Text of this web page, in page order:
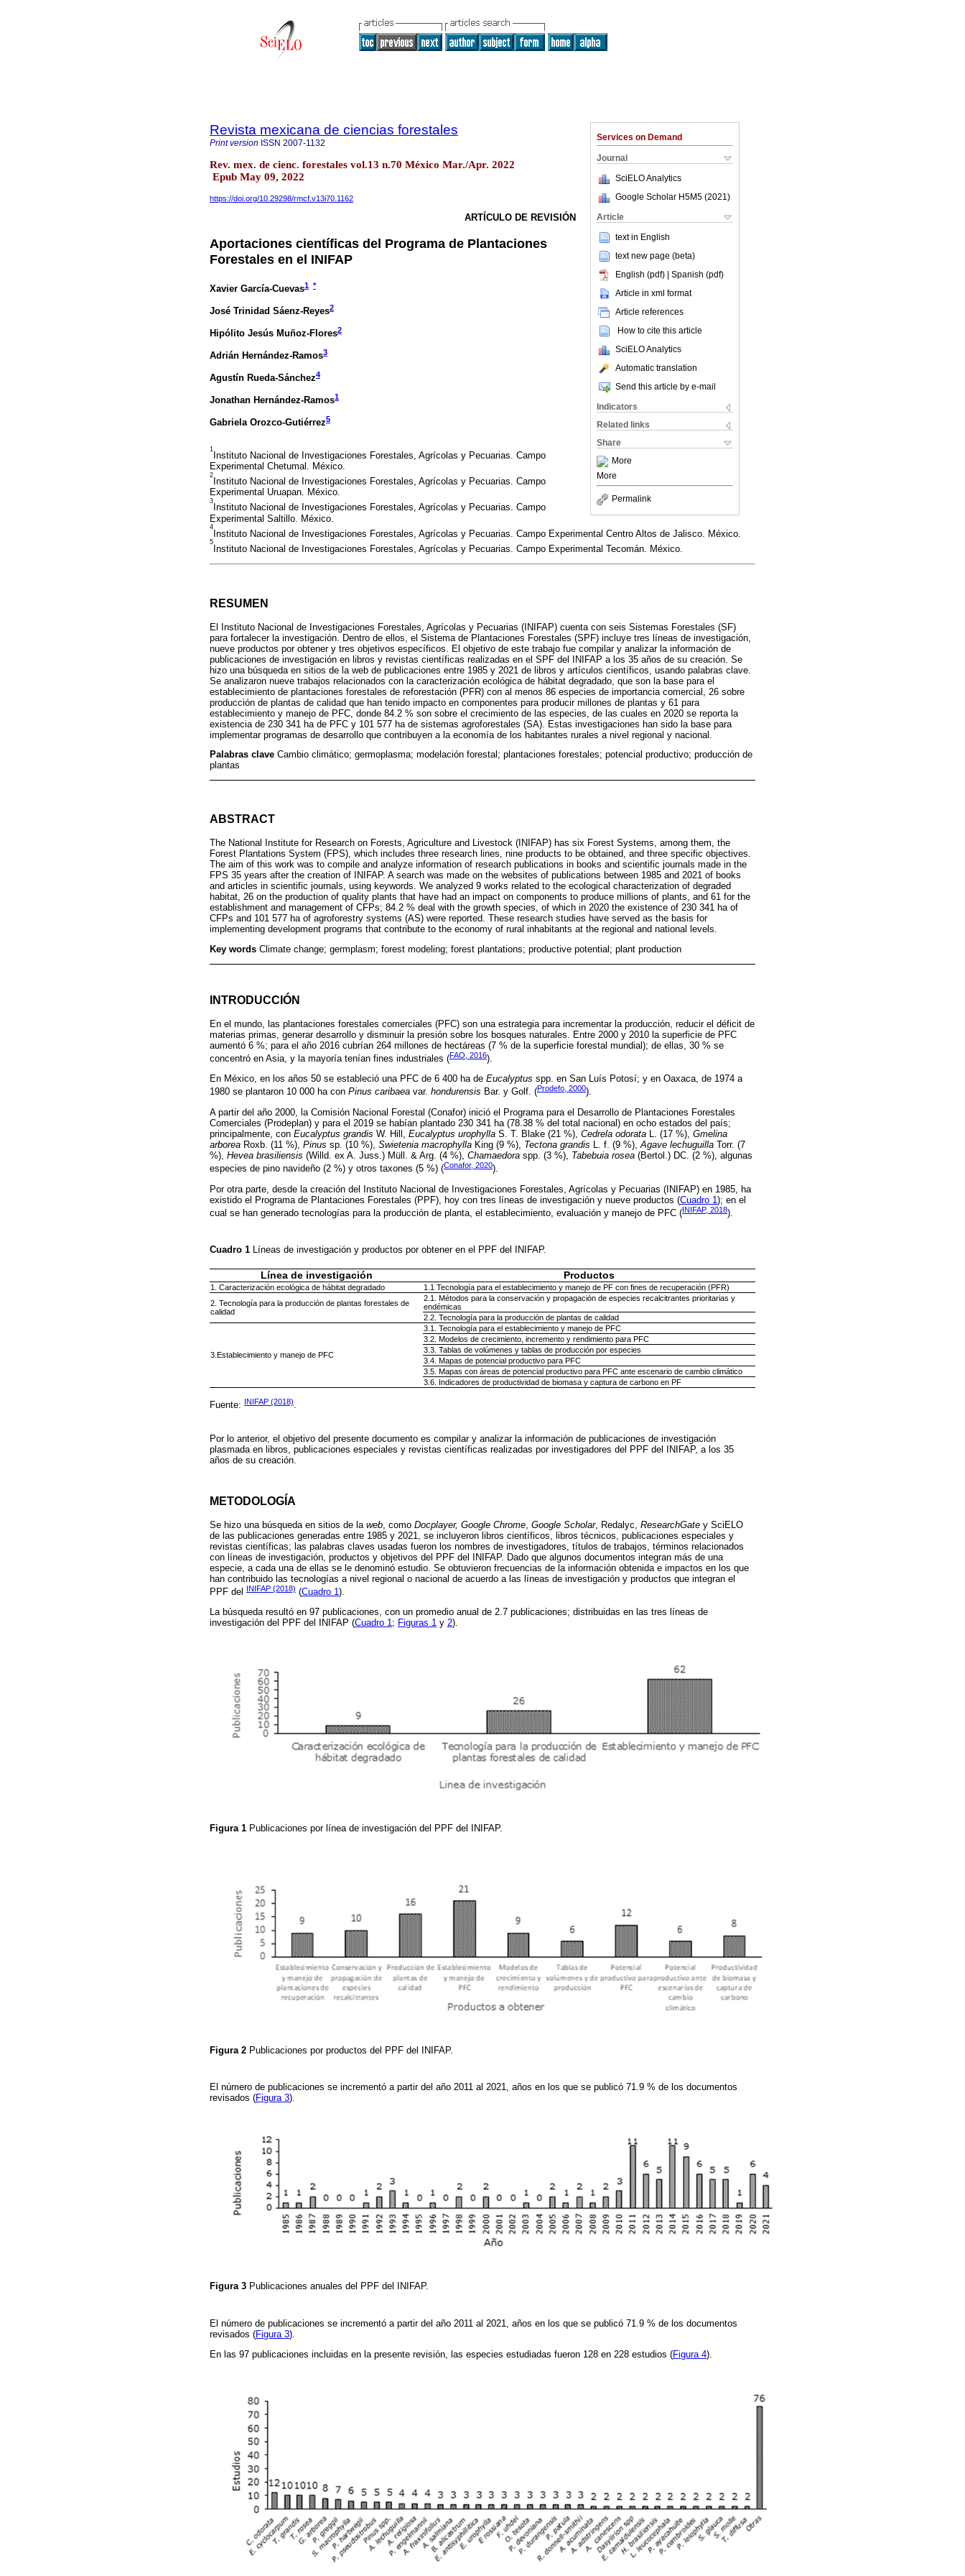
Services on Demand
Journal
SciELO Analytics
Google Scholar H5M5 (2021 )
Article
text in English
text new page (beta)
English (pdf) | Spanish (pdf)
Article in xml format
Article references
How to cite this article
SciELO Analytics
Automatic translation
Send this article by e-mail
Indicators
Related links
Share
More
More
Permalink
Revista mexicana de ciencias forestales
Print version ISSN 2007-1132
Rev. mex. de cienc. forestales vol.13 n.70 México Mar./Apr. 2022
Epub May 09, 2022
https://doi.org/10.29298/rmcf.v13i70.1162
ARTÍCULO DE REVISIÓN
Aportaciones científicas del Programa de Plantaciones
Forestales en el INIFAP
Xavier García-Cuevas1 *
José Trinidad Sáenz-Reyes2
Hipólito Jesús Muñoz-Flores2
Adrián Hernández-Ramos3
Agustín Rueda-Sánchez4
Jonathan Hernández-Ramos1
Gabriela Orozco-Gutiérrez5
1
Instituto Nacional de Investigaciones Forestales, Agrícolas y Pecuarias. Campo
Experimental Chetumal. México.
2
Instituto Nacional de Investigaciones Forestales, Agrícolas y Pecuarias. Campo
Experimental Uruapan. México.
3
Instituto Nacional de Investigaciones Forestales, Agrícolas y Pecuarias. Campo
Experimental Saltillo. México.
4
Instituto Nacional de Investigaciones Forestales, Agrícolas y Pecuarias. Campo Experimental Centro Altos de Jalisco. México.
5
Instituto Nacional de Investigaciones Forestales, Agrícolas y Pecuarias. Campo Experimental Tecomán. México.
RESUMEN
El Instituto Nacional de Investigaciones Forestales, Agrícolas y Pecuarias (INIFAP) cuenta con seis Sistemas Forestales (SF)
para fortalecer la investigación. Dentro de ellos, el Sistema de Plantaciones Forestales (SPF) incluye tres líneas de investigación,
nueve productos por obtener y tres objetivos específicos. El objetivo de este trabajo fue compilar y analizar la información de
publicaciones de investigación en libros y revistas científicas realizadas en el SPF del INIFAP a los 35 años de su creación. Se
hizo una búsqueda en sitios de la web de publicaciones entre 1985 y 2021 de libros y artículos científicos, usando palabras clave.
Se analizaron nueve trabajos relacionados con la caracterización ecológica de hábitat degradado, que son la base para el
establecimiento de plantaciones forestales de reforestación (PFR) con al menos 86 especies de importancia comercial, 26 sobre
producción de plantas de calidad que han tenido impacto en componentes para producir millones de plantas y 61 para
establecimiento y manejo de PFC, donde 84.2 % son sobre el crecimiento de las especies, de las cuales en 2020 se reporta la
existencia de 230 341 ha de PFC y 101 577 ha de sistemas agroforestales (SA). Estas investigaciones han sido la base para
implementar programas de desarrollo que contribuyen a la economía de los habitantes rurales a nivel regional y nacional.
Palabras clave Cambio climático; germoplasma; modelación forestal; plantaciones forestales; potencial productivo; producción de
plantas
ABSTRACT
The National Institute for Research on Forests, Agriculture and Livestock (INIFAP) has six Forest Systems, among them, the
Forest Plantations System (FPS), which includes three research lines, nine products to be obtained, and three specific objectives.
The aim of this work was to compile and analyze information of research publications in books and scientific journals made in the
FPS 35 years after the creation of INIFAP. A search was made on the websites of publications between 1985 and 2021 of books
and articles in scientific journals, using keywords. We analyzed 9 works related to the ecological characterization of degraded
habitat, 26 on the production of quality plants that have had an impact on components to produce millions of plants, and 61 for the
establishment and management of CFPs; 84.2 % deal with the growth species, of which in 2020 the existence of 230 341 ha of
CFPs and 101 577 ha of agroforestry systems (AS) were reported. These research studies have served as the basis for
implementing development programs that contribute to the economy of rural inhabitants at the regional and national levels.
Key words Climate change; germplasm; forest modeling; forest plantations; productive potential; plant production
INTRODUCCIÓN
En el mundo, las plantaciones forestales comerciales (PFC) son una estrategia para incrementar la producción, reducir el déficit de
materias primas, generar desarrollo y disminuir la presión sobre los bosques naturales. Entre 2000 y 2010 la superficie de PFC
aumentó 6 %; para el año 2016 cubrían 264 millones de hectáreas (7 % de la superficie forestal mundial); de ellas, 30 % se
concentró en Asia, y la mayoría tenían fines industriales (FAO, 2016).
En México, en los años 50 se estableció una PFC de 6 400 ha de Eucalyptus spp. en San Luís Potosí; y en Oaxaca, de 1974 a
1980 se plantaron 10 000 ha con Pinus caribaea var. hondurensis Bar. y Golf. (Prodefo, 2000).
A partir del año 2000, la Comisión Nacional Forestal (Conafor) inició el Programa para el Desarrollo de Plantaciones Forestales
Comerciales (Prodeplan) y para el 2019 se habían plantado 230 341 ha (78.38 % del total nacional) en ocho estados del país;
principalmente, con Eucalyptus grandis W. Hill, Eucalyptus urophylla S. T. Blake (21 %), Cedrela odorata L. (17 %), Gmelina
arborea Roxb. (11 %), Pinus sp. (10 %), Swietenia macrophylla King (9 %), Tectona grandis L. f. (9 %),Agave lechuguilla Torr. (7
%), Hevea brasiliensis (Willd. ex A. Juss.) Müll. & Arg. (4 %), Chamaedora spp. (3 %), Tabebuia rosea (Bertol.) DC. (2 %), algunas
especies de pino navideño (2 %) y otros taxones (5 %) (Conafor, 2020).
Por otra parte, desde la creación del Instituto Nacional de Investigaciones Forestales, Agrícolas y Pecuarias (INIFAP) en 1985, ha
existido el Programa de Plantaciones Forestales (PPF), hoy con tres líneas de investigación y nueve productos (Cuadro 1); en el
cual se han generado tecnologías para la producción de planta, el establecimiento, evaluación y manejo de PFC (INIFAP, 2018).
Cuadro 1 Líneas de investigación y productos por obtener en el PPF del INIFAP.
Línea de investigación Productos
1. Caracterización ecológica de hábitat degradado
1.1 Tecnología para el establecimiento y manejo de PF con fines de recuperación (PFR)
2. Tecnología para la producción de plantas forestales de
calidad
2.1. Métodos para la conservación y propagación de especies recalcitrantes prioritarias y
endémicas
2.2. Tecnología para la producción de plantas de calidad
3.Establecimiento y manejo de PFC
3.1. Tecnología para el establecimiento y manejo de PFC
3.2. Modelos de crecimiento, incremento y rendimiento para PFC
3.3. Tablas de volúmenes y tablas de producción por especies
3.4. Mapas de potencial productivo para PFC
3.5. Mapas con áreas de potencial productivo para PFC ante escenario de cambio climático
3.6. Indicadores de productividad de biomasa y captura de carbono en PF
Fuente: INIFAP (2018).
Por lo anterior, el objetivo del presente documento es compilar y analizar la información de publicaciones de investigación
plasmada en libros, publicaciones especiales y revistas científicas realizadas por investigadores del PPF del INIFAP, a los 35
años de su creación.
METODOLOGÍA
Se hizo una búsqueda en sitios de la web , como Docplayer, Google Chrome Google Scholar, Redalyc, ResearchGate y SciELO
de las publicaciones generadas entre 1985 y 2021, se incluyeron libros científicos, libros técnicos, publicaciones especiales y
revistas científicas; las palabras claves usadas fueron los nombres de investigadores, títulos de trabajos, términos relacionados
con líneas de investigación, productos y objetivos del PPF del INIFAP. Dado que algunos documentos integran más de una
especie, a cada una de ellas se le denominó estudio. Se obtuvieron frecuencias de la información obtenida e impactos en los que
han contribuido las tecnologías a nivel regional o nacional de acuerdo a las líneas de investigación y productos que integran el
PPF del
INIFAP (2018) (Cuadro 1).
La búsqueda resultó en 97 publicaciones, con un promedio anual de 2.7 publicaciones; distribuidas en las tres líneas de
investigación del PPF del INIFAP (Cuadro 1; Figuras 1 y 2).
Figura 1 Publicaciones por línea de investigación del PPF del INIFAP.
Figura 2 Publicaciones por productos del PPF del INIFAP.
El número de publicaciones se incrementó a partir del año 2011 al 2021, años en los que se publicó 71.9 % de los documentos
revisados (Figura 3).
Figura 3 Publicaciones anuales del PPF del INIFAP.
El número de publicaciones se incrementó a partir del año 2011 al 2021, años en los que se publicó 71.9 % de los documentos
revisados (Figura 3).
En las 97 publicaciones incluidas en la presente revisión, las especies estudiadas fueron 128 en 228 estudios (Figura 4).